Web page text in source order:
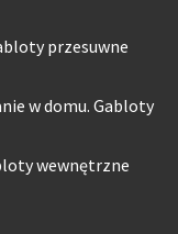
przesuwne
w domu. Gabloty
wewnętrzne